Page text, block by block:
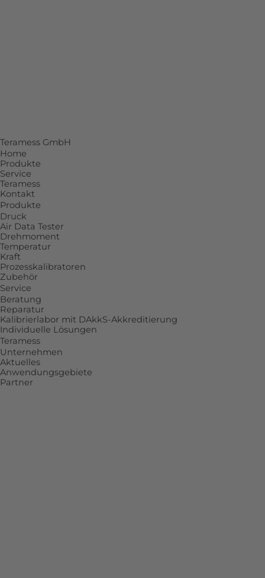
Teramess GmbH
Home
Produkte
Service
Teramess
Kontakt
Produkte
Druck
Air Data Tester
Drehmoment
Temperatur
Kraft
Prozesskalibratoren
Zubehör
Service
Beratung
Reparatur
Kalibrierlabor mit DAkkS-Akkreditierung
Individuelle Lösungen
Teramess
Unternehmen
Aktuelles
Anwendungsgebiete
Partner